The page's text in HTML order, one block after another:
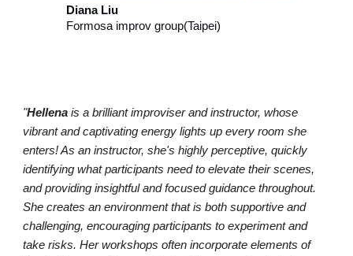
Diana Liu
Formosa improv group(Taipei)
"Hellena is a brilliant improviser and instructor, whose
vibrant and captivating energy lights up every room she
enters! As an instructor, she's highly perceptive, quickly
identifying what participants need to elevate their scenes,
and providing insightful and focused guidance throughout.
She creates an environment that is both supportive and
challenging, encouraging participants to experiment and
take risks. Her workshops often incorporate elements of